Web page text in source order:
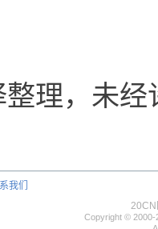
理，未
我们
20CN
Copyright © 2000-